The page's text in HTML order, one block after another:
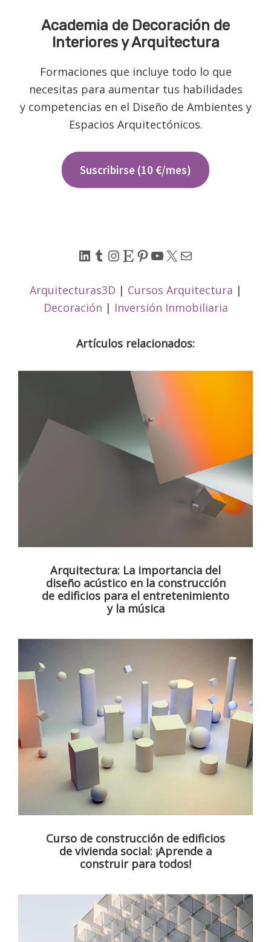
Academia de Decoración de
Interiores y Arquitectura
Formaciones que incluye todo lo que
necesitas para aumentar tus habilidades
y competencias en el Diseño de Ambientes y
Espacios Arquitectónicos.
Suscribirse (10 €/mes)
LinkedIn
Tumblr
Instagram
EtsyPinterest
YouTube
X Correo electrónico
Arquitecturas3D | Cursos Arquitectura |
Decoración | Inversión Inmobiliaria
Artículos relacionados:
Arquitectura: La importancia del
diseño acústico en la construcción
de edificios para el entretenimiento
y la música
Curso de construcción de edificios
de vivienda social: ¡Aprende a
construir para todos!